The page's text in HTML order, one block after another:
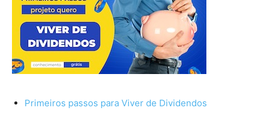
Primeiros passos para Viver de Dividendos